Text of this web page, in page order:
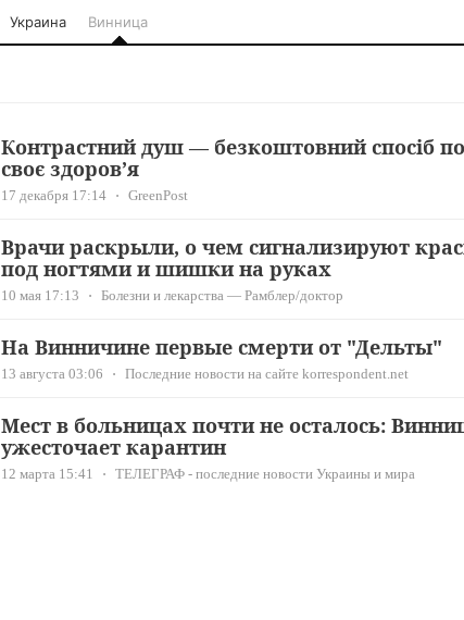
Украина Винница
Контрастний душ — безкоштовний спосіб
своє здоров’я
17 декабря 17:14 GreenPost
Врачи раскрыли, о чем сигнализируют
под ногтями и шишки на руках
10 мая 17:13 Болезни и лекарства — Рамблер/доктор
На Винничине первые смерти от "Дельты"
13 августа 03:06 Последние новости на сайте korrespondent.net
Мест в больницах почти не осталось:
ужесточает карантин
12 марта 15:41 ТЕЛЕГРАФ - последние новости Украины и мира